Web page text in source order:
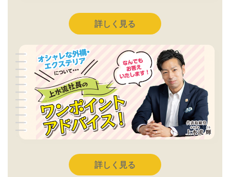
詳しく見る
詳しく見る